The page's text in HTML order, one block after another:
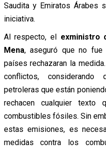
Saudita y Emiratos Árabes
iniciativa.
Al respecto, el exministro
Mena, aseguró que no fue
países rechazaran la
conflictos,
petroleras que están
rechacen cualquier
combustibles fósiles. Sin
estas emisiones, es
medidas contra los